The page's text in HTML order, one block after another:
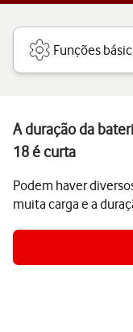
Funções
A duração da
18 é curta
Podem haver
muita carga e a